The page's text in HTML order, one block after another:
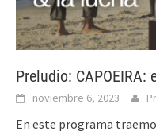
Preludio:
noviembre 6, 2023
En este programa